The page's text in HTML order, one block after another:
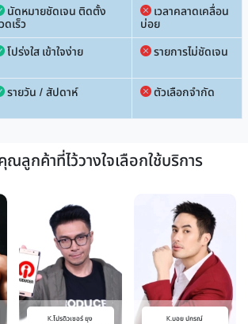
นัดหมายชัดเจน ติดตั้ง
ดเร็ว
เวลาคลาดเคลื่อน
บ่อย
โปร่งใส เข้าใจง่าย รายการไม่ชัดเจน
รายวัน / สัปดาห์ ตัวเลือกจำกัด
ณลูกค้าที่ไว้วางใจเลือกใช้บริการ
K.บอย ปกรณ์
K.my Mate Nate